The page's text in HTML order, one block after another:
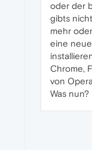
oder der
gibts
mehr
eine
Chrome,
von
Was nun?